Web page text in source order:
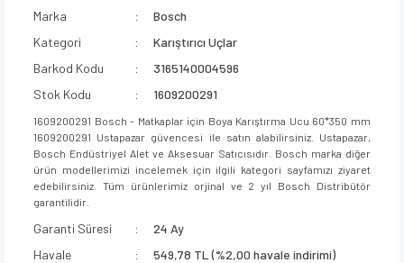
Marka
Bosch
Kategori
Karıştırıcı Uçlar
Barkod Kodu
3165140004596
Stok Kodu
1609200291
1609200291 Bosch - Matkaplar için Boya Karıştırma Ucu 60*350 mm
1609200291 Ustapazar güvencesi ile satın alabilirsiniz. Ustapazar,
Bosch Endüstriyel Alet ve Aksesuar Satıcısıdır. Bosch marka diğer
ürün modellerimizi incelemek için ilgili kategori sayfamızı ziyaret
edebilirsiniz. Tüm ürünlerimiz orjinal ve 2 yıl Bosch Distribütör
garantilidir.
Garanti Süresi
24 Ay
Havale
549,78 TL (%2,00 havale indirimi)